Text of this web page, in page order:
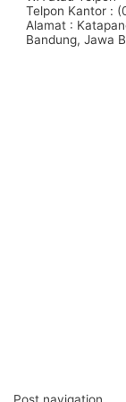
Telpon Kantor :
Alamat :
Bandung, Jawa